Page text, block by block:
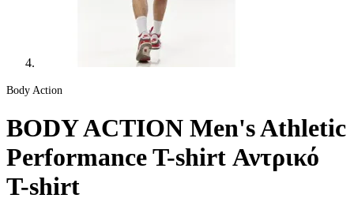
Body Action
BODY ACTION Men's Athletic
Performance T-shirt Αντρικό
T-shirt